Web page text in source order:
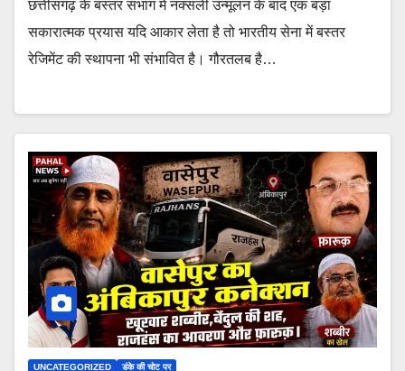
छत्तीसगढ़ के बस्तर संभाग में नक्सली उन्मूलन के बाद एक बड़ा
सकारात्मक प्रयास यदि आकार लेता है तो भारतीय सेना में बस्तर
रेजिमेंट की स्थापना भी संभावित है। गौरतलब है…
UNCATEGORIZED डंके की चोट पर